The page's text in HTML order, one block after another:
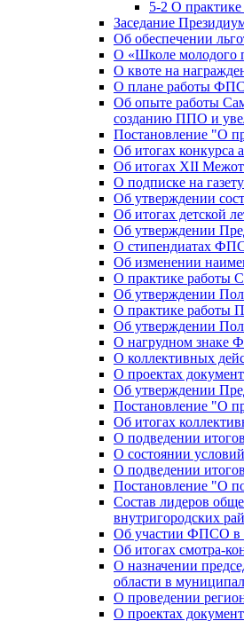
5-2 О
Заседание
Об обеспечении
О «Школе молодого
О квоте на
О плане работы
Об опыте работы
созданию ППО и
Постановление "О
Об итогах конкурса
Об итогах XII
О подписке на
Об утверждении
Об итогах детской
Об утверждении
О стипендиатах
Об изменении
О практике работы
Об утверждении
О практике
Об утверждении
О нагрудном знаке
О коллективных
О проектах
Об утверждении
Постановление "О
Об итогах
О подведении
О состоянии
О подведении
Постановление "О
Состав лидеров
внутригородских
Об участии ФПСО в
Об итогах смотра-
О назначении
области в
О проведении
О проектах